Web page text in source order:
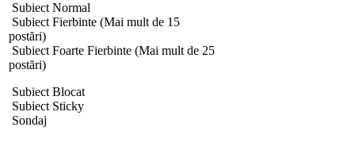
Subiect Normal
Subiect Fierbinte (Mai mult de 15
postări)
Subiect Foarte Fierbinte (Mai mult de 25
postări)
Subiect Blocat
Subiect Sticky
Sondaj